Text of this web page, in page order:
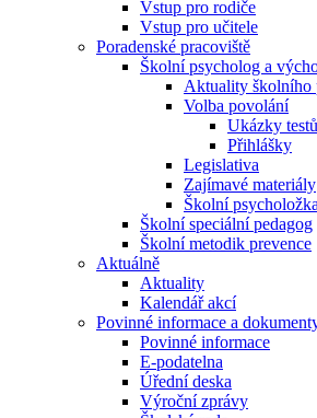
Vstup pro rodiče
Vstup pro učitele
Poradenské pracoviště
Školní psycholog a
Aktuality školního
Volba povolání
Ukázky testů
Přihlášky
Legislativa
Zajímavé materiály
Školní
Školní speciální pedagog
Školní metodik prevence
Aktuálně
Aktuality
Kalendář akcí
Povinné informace a
Povinné informace
E-podatelna
Úřední deska
Výroční zprávy